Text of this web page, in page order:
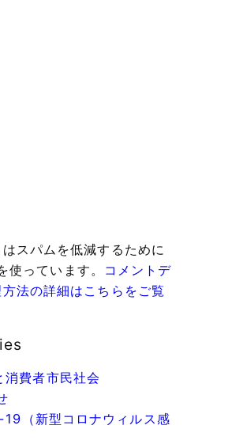
スパムを低減するために
っています。
コメントデ
法の詳細はこちらをご覧
消費者市民社会
19（新型コロナウィルス感